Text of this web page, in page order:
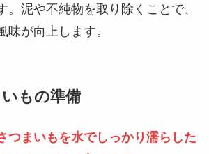
。泥や不純物を取り除くことで、
味が向上します。
もの準備
つまいもを水でしっかり濡らした